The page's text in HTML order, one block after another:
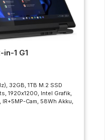
1 G1
32GB, 1TB M.2 SSD
1920x1200, Intel Grafik,
Cam, 58Wh Akku,